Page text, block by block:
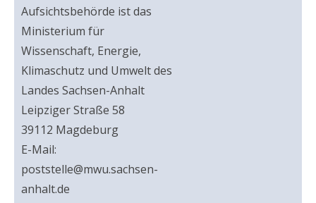
Aufsichtsbehörde ist das
Ministerium für
Wissenschaft, Energie,
Klimaschutz und Umwelt des
Landes Sachsen-Anhalt
Leipziger Straße 58
39112 Magdeburg
E-Mail:
poststelle@mwu.sachsen-
anhalt.de